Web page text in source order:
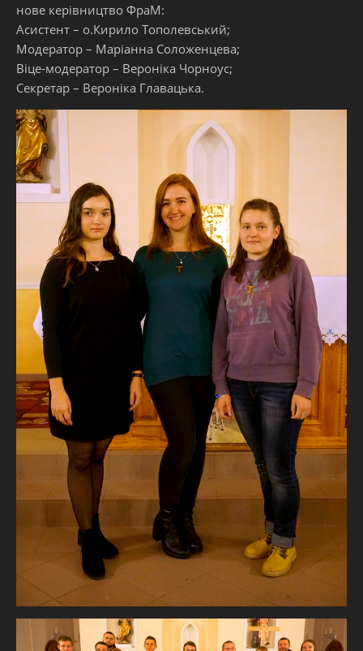
нове керівництво ФраМ:
Асистент – о.Кирило Тополевський;
Модератор – Маріанна Соложенцева;
Віце-модератор – Вероніка Чорноус;
Секретар – Вероніка Главацька.